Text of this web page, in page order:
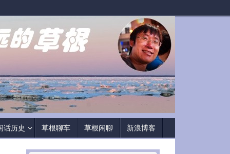
话历史 草根聊车 草根闲聊 新浪博客